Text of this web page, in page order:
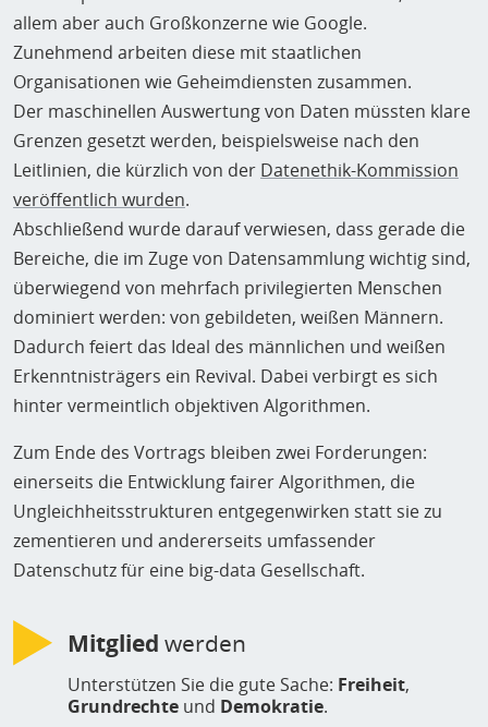
allem aber auch Großkonzerne wie Google.
Zunehmend arbeiten diese mit staatlichen
Organisationen wie Geheimdiensten zusammen.
Der maschinellen Auswertung von Daten müssten klare
Grenzen gesetzt werden, beispielsweise nach den
Leitlinien, die kürzlich von der Datenethik-Kommission
veröffentlich wurden.
Abschließend wurde darauf verwiesen, dass gerade die
Bereiche, die im Zuge von Datensammlung wichtig sind,
überwiegend von mehrfach privilegierten Menschen
dominiert werden: von gebildeten, weißen Männern.
Dadurch feiert das Ideal des männlichen und weißen
Erkenntnisträgers ein Revival. Dabei verbirgt es sich
hinter vermeintlich objektiven Algorithmen.
Zum Ende des Vortrags bleiben zwei Forderungen:
einerseits die Entwicklung fairer Algorithmen, die
Ungleichheitsstrukturen entgegenwirken statt sie zu
zementieren und andererseits umfassender
Datenschutz für eine big-data Gesellschaft.
Mitglied werden
Unterstützen Sie die gute Sache: Freiheit,
Grundrechte und Demokratie.